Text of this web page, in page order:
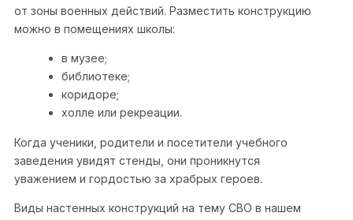
от зоны военных действий. Разместить конструкцию
можно в помещениях школы:
в музее;
библиотеке;
коридоре;
холле или рекреации.
Когда ученики, родители и посетители учебного
заведения увидят стенды, они проникнутся
уважением и гордостью за храбрых героев.
Виды настенных конструкций на тему СВО в нашем